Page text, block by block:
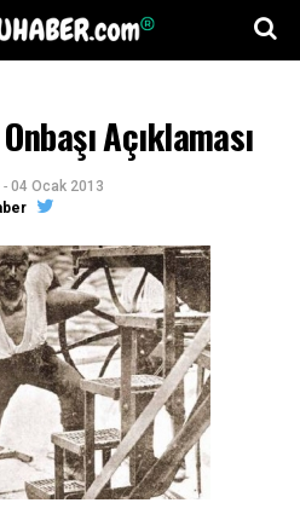
Açıklaması
- 04 Ocak 2013